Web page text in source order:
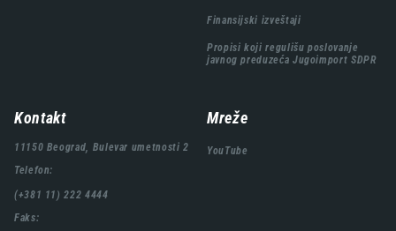
Finansijski izveštaji
Propisi koji regulišu poslovanje
javnog preduzeća Jugoimport SDPR
Kontakt
11150 Beograd, Bulevar umetnosti 2
Telefon:
(+381 11) 222 4444
Faks:
Mreže
YouTube